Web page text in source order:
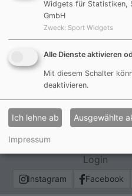
Zurück
Impressum
Login
Instagram Facebook
Widgets für Statistiken,
GmbH
Zweck: Sport Widgets
Alle Dienste aktivieren
Mit diesem Schalter
deaktivieren.
Ich lehne ab Ausgewählte
Impressum